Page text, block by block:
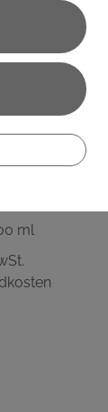
klar, krautig
erfrischend,
ml